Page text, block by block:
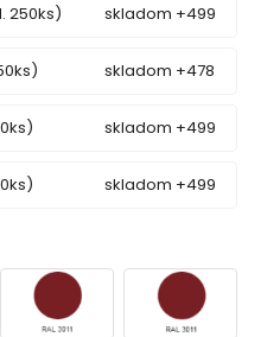
250ks) skladom +499
skladom +478
skladom +499
skladom +499